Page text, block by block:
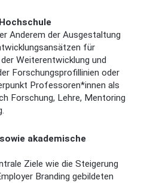
Anderem der Ausgestaltung
für
Weiterentwicklung und
Forschungsprofillinien oder
Professoren*innen als
Forschung, Lehre, Mentoring
akademische
Ziele wie die Steigerung
Branding gebildeten